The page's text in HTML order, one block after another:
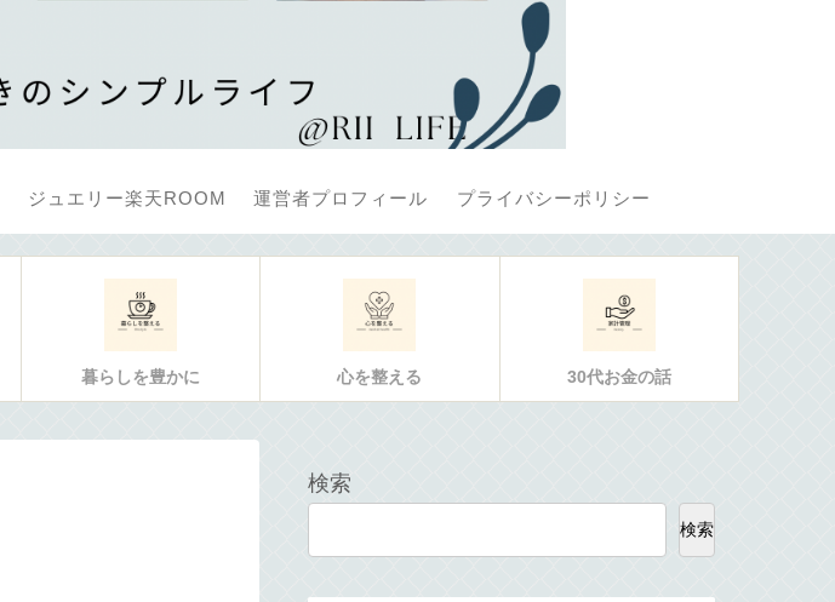
ジュエリー楽天ROOM 運営者プロフィール プライバシーポリシー
暮らしを豊かに 心を整える 30代お金の話
検索
検索